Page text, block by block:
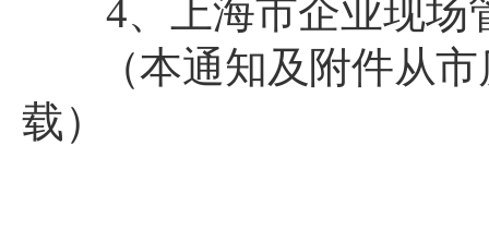
4、
上海市企业现
（本通知及附件从
载）